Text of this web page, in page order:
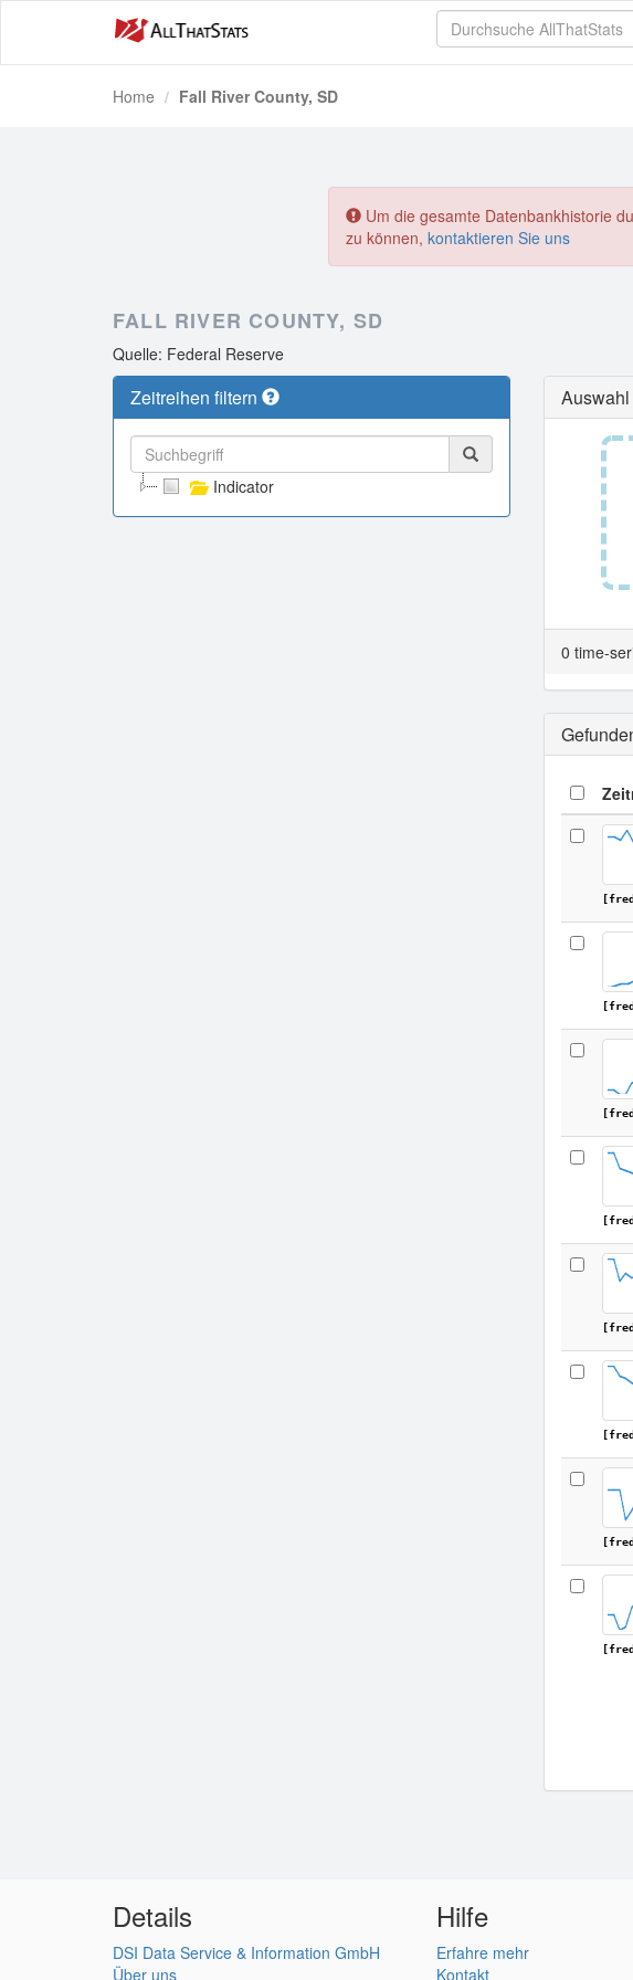
Home Fall River County, SD
Um die gesamte Datenbankhistorie
zu können, kontaktieren Sie uns
FALL RIVER COUNTY, SD
Quelle: Federal Reserve
Zeitreihen filtern
Indicator
Auswahl
0 time-
Details
DSI Data Service & Information GmbH
Über uns
Hilfe
Erfahre mehr
Kontakt